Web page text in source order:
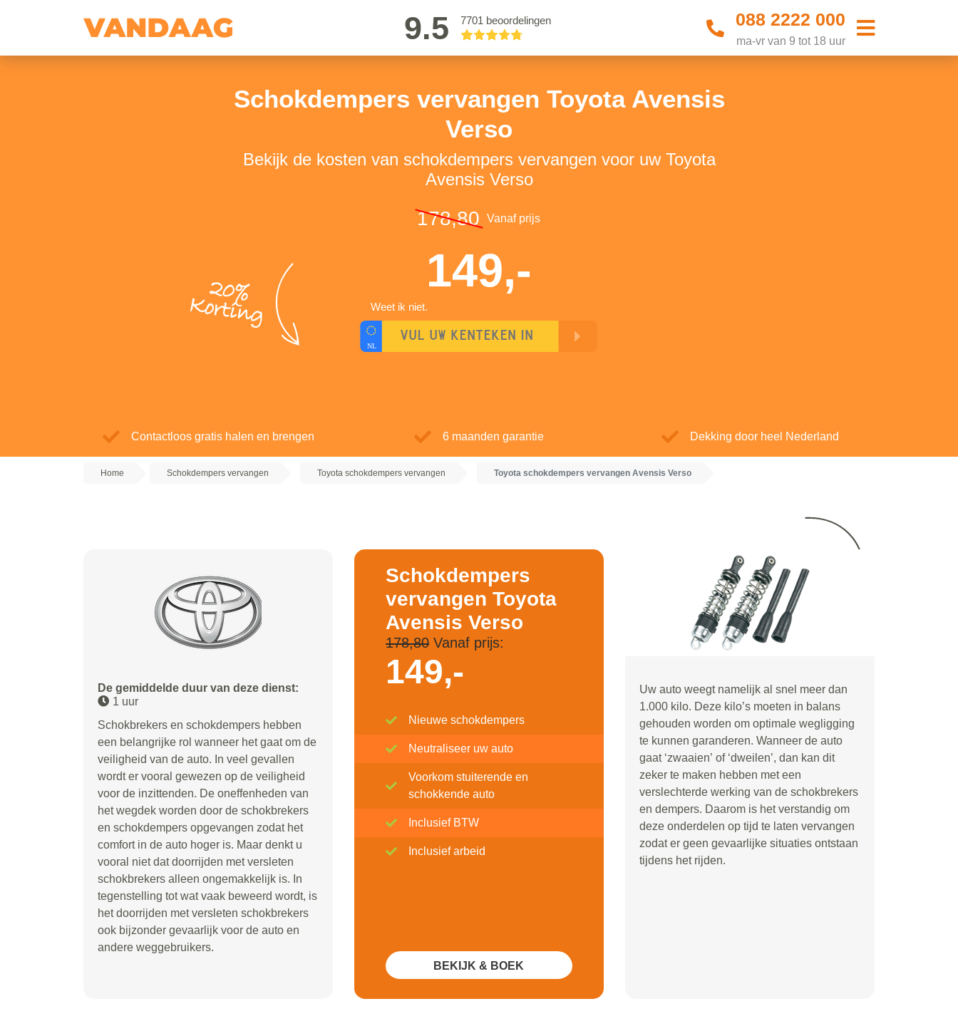
9.5 7701 beoordelingen 088 2222 000
ma-vr van 9 tot 18 uur
Schokdempers vervangen Toyota Avensis
Verso
Bekijk de kosten van schokdempers vervangen voor uw Toyota
Avensis Verso
20%
Korting
178,80 Vanaf prijs
149,-
Weet ik niet.
Contactloos gratis halen en brengen 6 maanden garantie Dekking door heel Nederland
Home Schokdempers vervangen Toyota schokdempers vervangen Toyota schokdempers vervangen Avensis Verso
De gemiddelde duur van deze dienst:
1 uur
Schokbrekers en schokdempers hebben
een belangrijke rol wanneer het gaat om de
veiligheid van de auto. In veel gevallen
wordt er vooral gewezen op de veiligheid
voor de inzittenden. De oneffenheden van
het wegdek worden door de schokbrekers
en schokdempers opgevangen zodat het
comfort in de auto hoger is. Maar denkt u
vooral niet dat doorrijden met versleten
schokbrekers alleen ongemakkelijk is. In
tegenstelling tot wat vaak beweerd wordt, is
het doorrijden met versleten schokbrekers
ook bijzonder gevaarlijk voor de auto en
andere weggebruikers.
Schokdempers
vervangen Toyota
Avensis Verso
178,80Vanaf prijs:
149,-
Nieuwe schokdempers
Neutraliseer uw auto
Voorkom stuiterende en
schokkende auto
Inclusief BTW
Inclusief arbeid
BEKIJK & BOEK
Uw auto weegt namelijk al snel meer dan
1.000 kilo. Deze kilo’s moeten in balans
gehouden worden om optimale wegligging
te kunnen garanderen. Wanneer de auto
gaat ‘zwaaien’ of ‘dweilen’, dan kan dit
zeker te maken hebben met een
verslechterde werking van de schokbrekers
en dempers. Daarom is het verstandig om
deze onderdelen op tijd te laten vervangen
zodat er geen gevaarlijke situaties ontstaan
tijdens het rijden.